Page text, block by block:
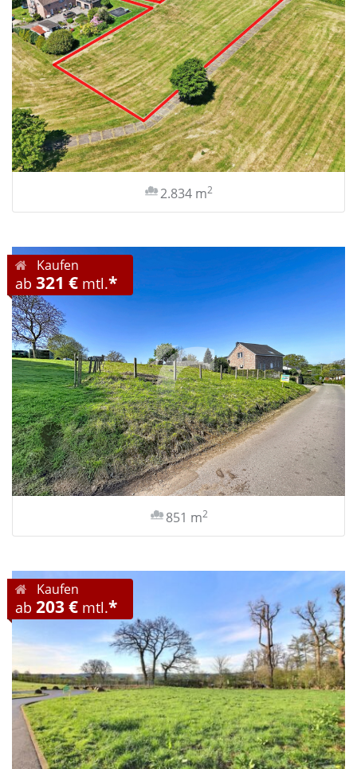
2.834 m2
Kaufen
ab 321 € mtl.*
851 m2
Kaufen
ab 203 € mtl.*